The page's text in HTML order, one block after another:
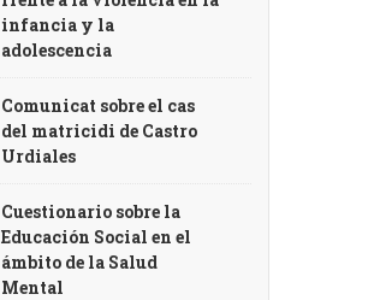
infancia y la
adolescencia
Comunicat sobre el cas
del matricidi de Castro
Urdiales
Cuestionario sobre la
Educación Social en el
ámbito de la Salud
Mental